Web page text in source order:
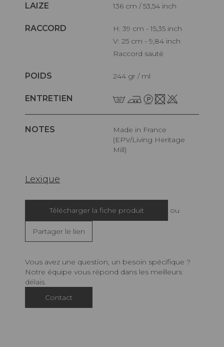
LAIZE 136 cm / 53,54 inch
RACCORD
H: 39 cm - 15,35 inch
V: 25 cm - 9,84 inch
Raccord sauté
POIDS 244 gr / ml
ENTRETIEN
NOTES
Made in France
(EPV/Living Heritage
Mill)
Lexique
Télécharger la fiche produit ou
Partager le lien
Vous avez une question, un besoin spécifique ?
Notre équipe vous répond dans les meilleurs
délais.
Contact